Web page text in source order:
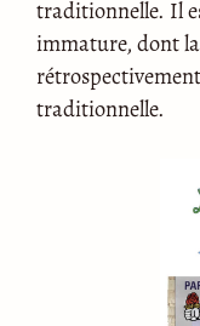
traditionnelle. Il
immature, dont
traditionnelle.